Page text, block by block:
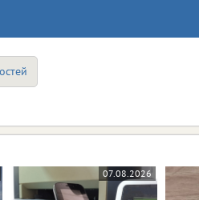
07.08.2026